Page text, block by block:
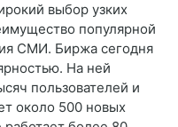
выбор узких
популярной
СМИ. Биржа сегодня
На ней
пользователей и
около 500 новых